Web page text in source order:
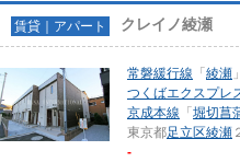
賃貸｜アパート クレイノ綾瀬
常磐緩行線 「 綾瀬
つくばエクスプレ
京成本線 「 堀切菖
東京都足立区綾瀬
-